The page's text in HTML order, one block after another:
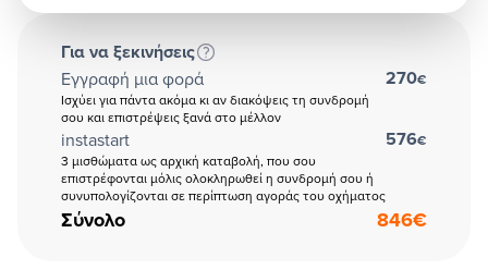
Για να ξεκινήσεις
Εγγραφή μια φορά
Ισχύει για πάντα ακόμα κι αν διακόψεις τη συνδρομή
σου και επιστρέψεις ξανά στο μέλλον
270€
instastart
3 μισθώματα ως αρχική καταβολή, που σου
επιστρέφονται μόλις ολοκληρωθεί η συνδρομή σου ή
συνυπολογίζονται σε περίπτωση αγοράς του οχήματος
576€
Σύνολο 846€